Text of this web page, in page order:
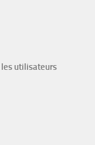
les utilisateurs